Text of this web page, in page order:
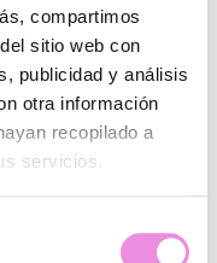
compartimos
sitio web con
publicidad y análisis
otra información
recopilado a
servicios.